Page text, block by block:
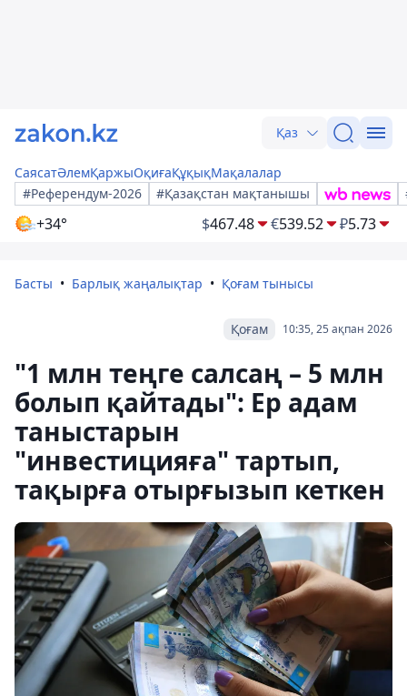
Қаз
СаясатӘлемҚаржыОқиғаҚұқықМақалалар
#Референдум-2026
#Қазақстан мақтанышы
+34° $467.48 €539.52 ₽5.73
Басты Барлық жаңалықтар Қоғам тынысы
10:35, 25 ақпан 2026
Қоғам
"1 млн теңге салсаң – 5 млн
болып қайтады": Ер адам
таныстарын
"инвестицияға" тартып,
тақырға отырғызып кеткен